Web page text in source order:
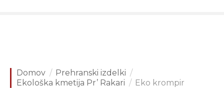
Domov
Prehranski izdelki
Ekološka kmetija Pr’ Rakari
Eko krompir